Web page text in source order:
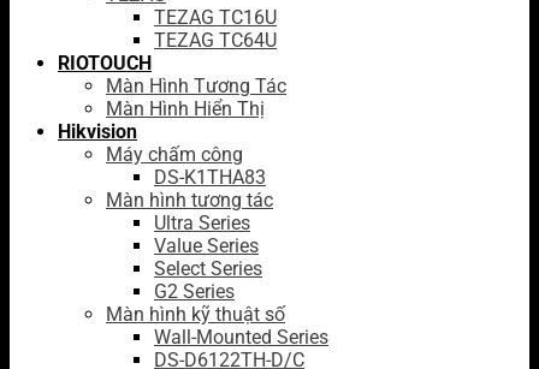
TEZAG TC16U
TEZAG TC64U
RIOTOUCH
Màn Hình Tương Tác
Màn Hình Hiển Thị
Hikvision
Máy chấm công
DS-K1THA83
Màn hình tương tác
Ultra Series
Value Series
Select Series
G2 Series
Màn hình kỹ thuật số
Wall-Mounted Series
DS-D6122TH-D/C